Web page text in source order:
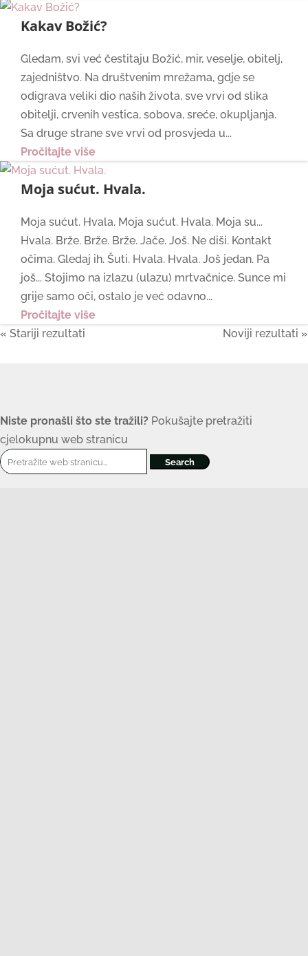
Kakav Božić?
Gledam, svi već čestitaju Božić, mir, veselje, obitelj,
zajedništvo. Na društvenim mrežama, gdje se
odigrava veliki dio naših života, sve vrvi od slika
obitelji, crvenih vestica, sobova, sreće, okupljanja.
Sa druge strane sve vrvi od prosvjeda u...
Pročitajte više
Moja sućut. Hvala.
Moja sućut. Hvala. Moja sućut. Hvala. Moja su...
Hvala. Brže. Brže. Brže. Jače. Još. Ne diši. Kontakt
očima. Gledaj ih. Šuti. Hvala. Hvala. Još jedan. Pa
još... Stojimo na izlazu (ulazu) mrtvačnice. Sunce mi
grije samo oči, ostalo je već odavno...
Pročitajte više
« Older Entries
Next Entries »
Niste pronašli što ste tražili? Pokušajte pretražiti
cjelokupnu web stranicu
Search
for: